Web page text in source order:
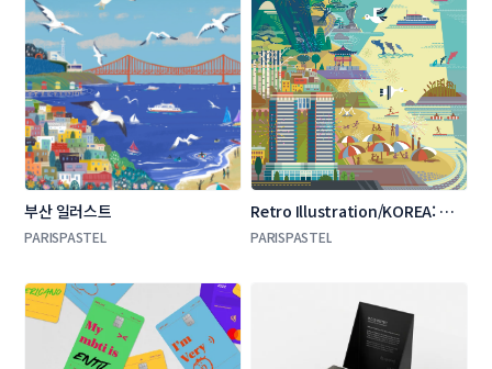
PARISPASTEL
Retro Illustration/KOREA: 강원
도 고성, 빈티지 일러스트, 포스터
PARISPASTEL